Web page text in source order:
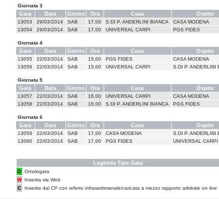
Giornata 3
Gara Data Giorno Ora Casa Ospite
13053 29/03/2014 SAB 17,00 S.DI P. ANDERLINI BIANCA
CASA MODENA
13054
29/03/2014 SAB 17,00 UNIVERSAL CARPI PGS FIDES
Giornata 4
Gara Data Giorno Ora Casa Ospite
13055 22/03/2014 SAB 15,00 PGS FIDES
CASA MODENA
13056
22/03/2014 SAB 15,00 UNIVERSAL CARPI S.DI P. ANDERLINI
Giornata 5
Gara Data Giorno Ora Casa Ospite
13057 22/03/2014 SAB 16,00 UNIVERSAL CARPI
CASA MODENA
13058
22/03/2014 SAB 16,00 S.DI P. ANDERLINI BIANCA PGS FIDES
Giornata 6
Gara Data Giorno Ora Casa Ospite
13059 22/03/2014 SAB 17,00 CASA MODENA
S.DI P. ANDERLINI
13060
22/03/2014 SAB 17,00 PGS FIDES UNIVERSAL CARPI
Legenda Tipo Gara
O
Omologata
W
Inserita via Web
C
Inserita dal CP con referto infrasettimanale/caricata a mezzo rapporto arbitrale on line